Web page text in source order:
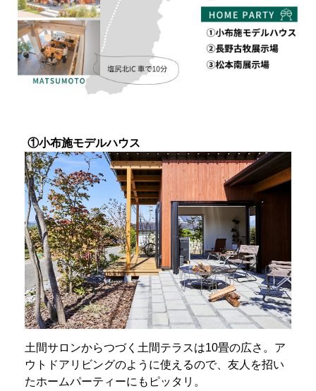
①小布施モデルハウス
土間サロンからつづく土間テラスは10畳の広さ。ア
ウトドアリビングのように使えるので、友人を招い
たホームパーティーにもピッタリ。